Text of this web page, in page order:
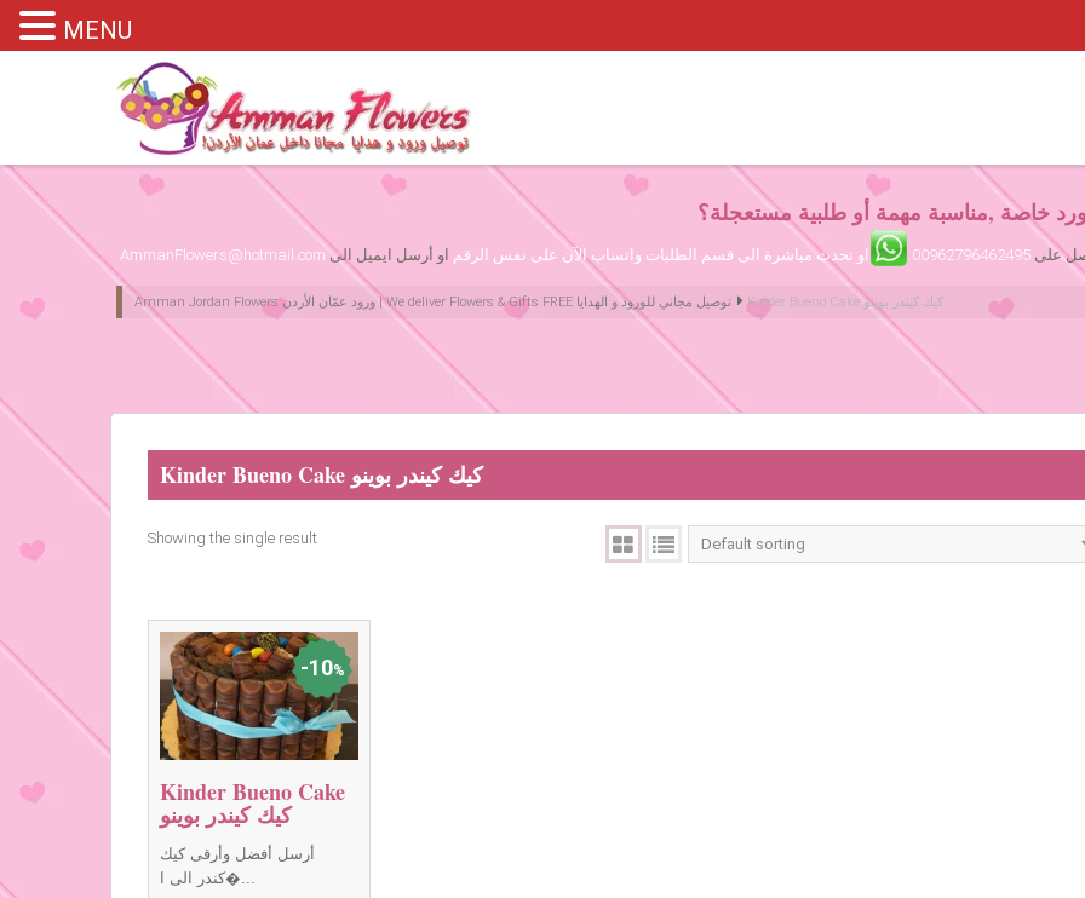
Please assign primary menu in wp-admin->Appearance->Menus
خاصة ,مناسبة مهمة أو طلبية مستعجلة؟
على 00962796462495 او تحدث مباشرة الى قسم الطلبات واتساب الآن على نفس الرقم او أرسل ايميل الى AmmanFlowers@hotmail.com
Amman Jordan Flowers ورود عمّان الأردن | We deliver Flowers & Gifts FREE توصيل مجاني للورود و الهدايا Kinder Bueno Cake كيك كيندر بوينو
Kinder Bueno Cake كيك كيندر بوينو
Showing the single result
10%
Kinder Bueno Cake
كيك كيندر بوينو
أرسل أفضل وأرقى كيك
كندر الى ا�...
MENU